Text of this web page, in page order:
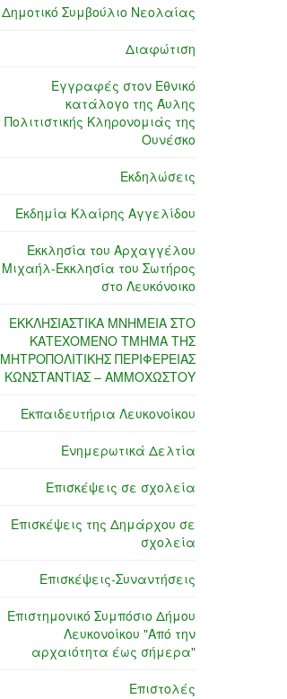
Δημοτικό Συμβούλιο Νεολαίας
Διαφώτιση
Εγγραφές στον Εθνικό
κατάλογο της Άυλης
Πολιτιστικής Κληρονομιάς της
Ουνέσκο
Εκδηλώσεις
Εκδημία Κλαίρης Αγγελίδου
Εκκλησία του Αρχαγγέλου
Μιχαήλ-Εκκλησία του Σωτήρος
στο Λευκόνοικο
ΕΚΚΛΗΣΙΑΣΤΙΚΑ ΜΝΗΜΕΙΑ ΣΤΟ
ΚΑΤΕΧΟΜΕΝΟ ΤΜΗΜΑ ΤΗΣ
ΜΗΤΡΟΠΟΛΙΤΙΚΗΣ ΠΕΡΙΦΕΡΕΙΑΣ
ΚΩΝΣΤΑΝΤΙΑΣ – ΑΜΜΟΧΩΣΤΟΥ
Εκπαιδευτήρια Λευκονοίκου
Ενημερωτικά Δελτία
Επισκέψεις σε σχολεία
Επισκέψεις της Δημάρχου σε
σχολεία
Επισκέψεις-Συναντήσεις
Επιστημονικό Συμπόσιο Δήμου
Λευκονοίκου "Από την
αρχαιότητα έως σήμερα"
Επιστολές